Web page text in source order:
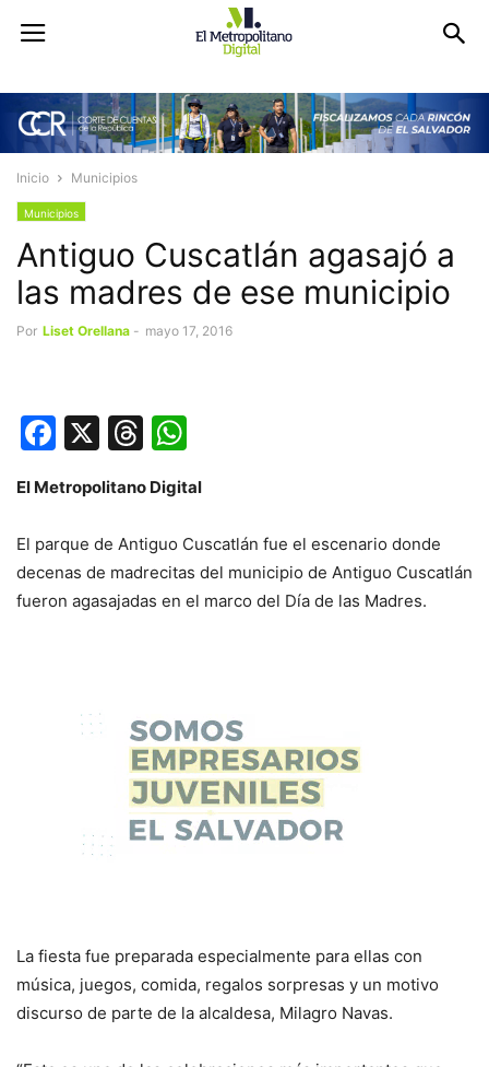
Inicio Municipios
Municipios
Antiguo Cuscatlán agasajó a
las madres de ese municipio
Por Liset Orellana - mayo 17, 2016
Facebook
X Threads
El Metropolitano Digital
El parque de Antiguo Cuscatlán fue el escenario donde
decenas de madrecitas del municipio de Antiguo Cuscatlán
fueron agasajadas en el marco del Día de las Madres.
La fiesta fue preparada especialmente para ellas con
música, juegos, comida, regalos sorpresas y un motivo
discurso de parte de la alcaldesa, Milagro Navas.